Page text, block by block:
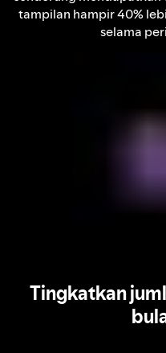
tampilan hampir 40%
selama
Tingkatkan